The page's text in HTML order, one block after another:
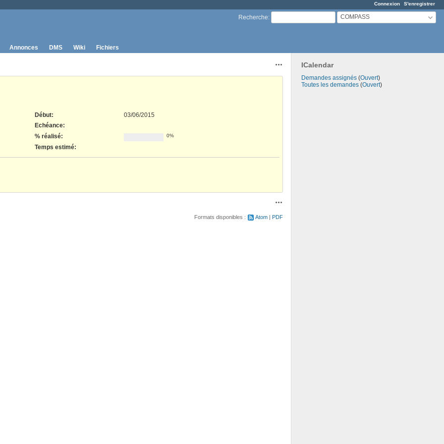
Connexion S'enregistrer
Recherche: COMPASS
Annonces DMS Wiki Fichiers
ICalendar
Demandes assignés (Ouvert)
Toutes les demandes (Ouvert)
Début:
03/06/2015
Echéance:
% réalisé:
0%
Temps estimé:
Formats disponibles : Atom PDF